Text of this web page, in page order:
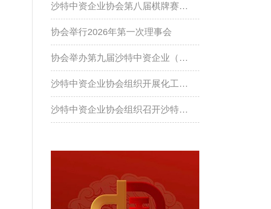
沙特中资企业协会第八届棋牌赛成功举行
协会举行2026年第一次理事会
协会举办第九届沙特中资企业（机构）羽毛球比赛
沙特中资企业协会组织开展化工设施安全风险防控专题线上培训
沙特中资企业协会组织召开沙特近期安全形式及应对专题会议